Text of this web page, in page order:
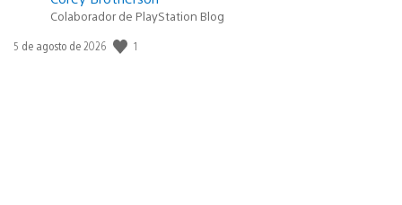
Colaborador de PlayStation Blog
Fecha
5 de agosto de 2026 1